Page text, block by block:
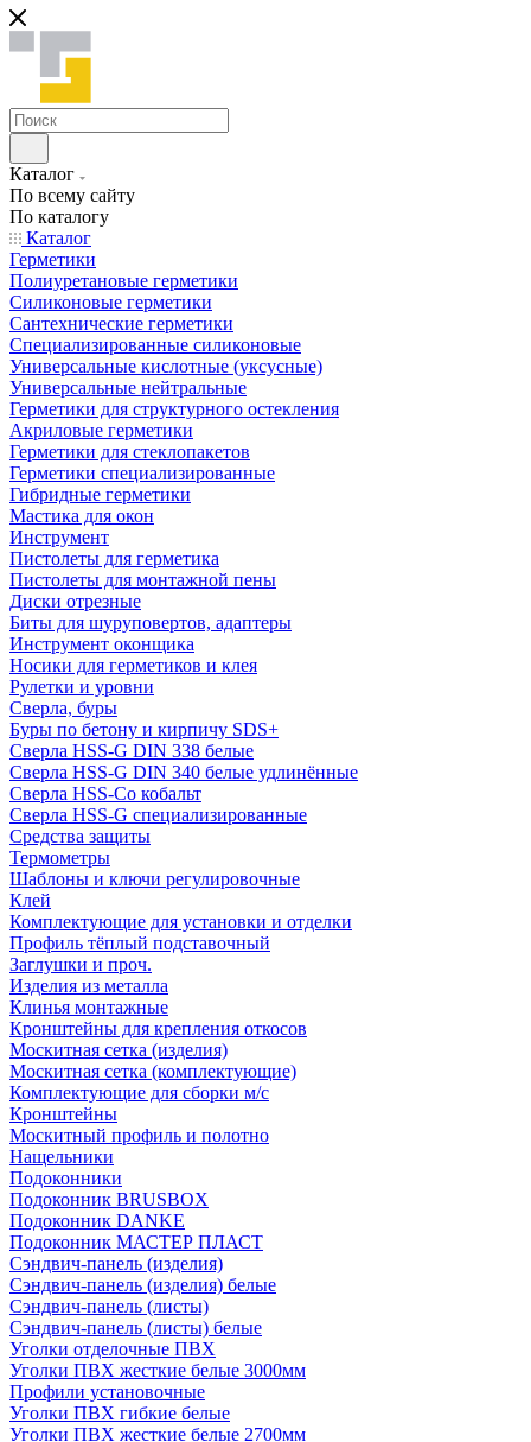
Каталог
По всему сайту
По каталогу
Каталог
Герметики
Полиуретановые герметики
Силиконовые герметики
Сантехнические герметики
Специализированные силиконовые
Универсальные кислотные (уксусные)
Универсальные нейтральные
Герметики для структурного остекления
Акриловые герметики
Герметики для стеклопакетов
Герметики специализированные
Гибридные герметики
Мастика для окон
Инструмент
Пистолеты для герметика
Пистолеты для монтажной пены
Диски отрезные
Биты для шуруповертов, адаптеры
Инструмент оконщика
Носики для герметиков и клея
Рулетки и уровни
Сверла, буры
Буры по бетону и кирпичу SDS+
Сверла HSS-G DIN 338 белые
Сверла HSS-G DIN 340 белые удлинённые
Сверла HSS-Co кобальт
Сверла HSS-G специализированные
Средства защиты
Термометры
Шаблоны и ключи регулировочные
Клей
Комплектующие для установки и отделки
Профиль тёплый подставочный
Заглушки и проч.
Изделия из металла
Клинья монтажные
Кронштейны для крепления откосов
Москитная сетка (изделия)
Москитная сетка (комплектующие)
Комплектующие для сборки м/с
Кронштейны
Москитный профиль и полотно
Нащельники
Подоконники
Подоконник BRUSBOX
Подоконник DANKE
Подоконник МАСТЕР ПЛАСТ
Сэндвич-панель (изделия)
Сэндвич-панель (изделия) белые
Сэндвич-панель (листы)
Сэндвич-панель (листы) белые
Уголки отделочные ПВХ
Уголки ПВХ жесткие белые 3000мм
Профили установочные
Уголки ПВХ гибкие белые
Уголки ПВХ жесткие белые 2700мм